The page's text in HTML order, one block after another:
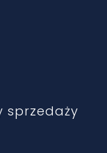
sprzedaży